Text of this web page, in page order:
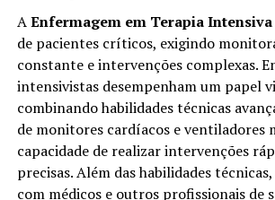
AEnfermagem em Terapia Intensiva
de pacientes críticos, exigindo
constante e intervenções complexas.
intensivistas desempenham um papel
combinando habilidades técnicas
de monitores cardíacos e ventiladores
capacidade de realizar intervenções
precisas. Além das habilidades
com médicos e outros profissionais de